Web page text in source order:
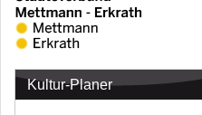
Kultur-Planer